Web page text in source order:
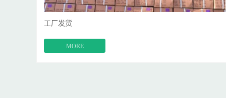
HB 1.85-1.90
F 2.17-2.23
工厂发货
MORE